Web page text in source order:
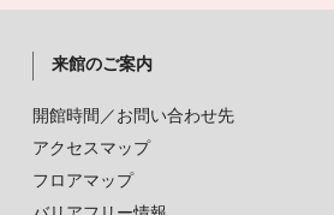
来館のご案内
開館時間／お問い合わせ先
アクセスマップ
フロアマップ